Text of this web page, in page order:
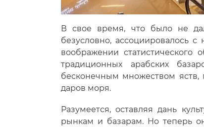
В свое время, что было не
безусловно, ассоциировалось
воображении статистического
традиционных арабских
бесконечным множеством яств,
даров моря.
Разумеется, оставляя дань
рынкам и базарам. Но теперь